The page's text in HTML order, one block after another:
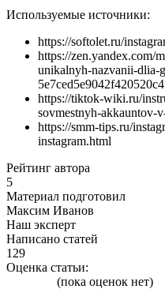
Используемые источники:
https://softolet.ru/
https://zen.yandex.com/
unikalnyh-nazvanii-dlia-
https://tiktok-wiki.ru/
sovmestnyh-akkauntov-
https://smm-tips.ru/
instagram.html
Рейтинг автора
5
Материал подготовил
Максим Иванов
Наш эксперт
Написано статей
129
Оценка статьи:
(пока оценок нет)